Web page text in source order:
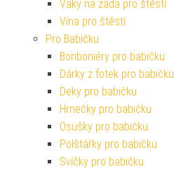
Vaky na záda pro štěstí
Vína pro štěstí
Pro Babičku
Bonboniéry pro babičku
Dárky z fotek pro babičku
Deky pro babičku
Hrnečky pro babičku
Osušky pro babičku
Polštářky pro babičku
Svíčky pro babičku